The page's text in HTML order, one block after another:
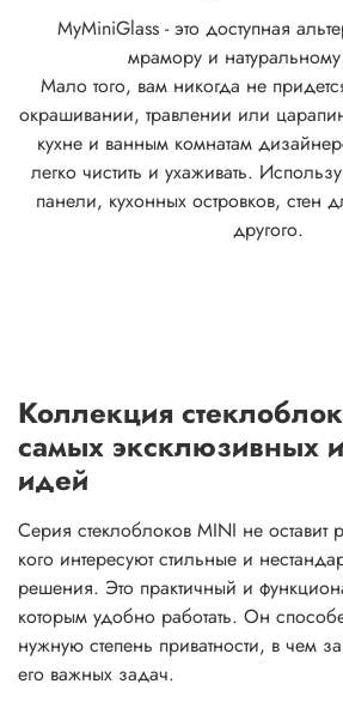
MyMiniGlass - это доступная
мрамору и
Мало того, вам никогда не
окрашивании, травлении или
кухне и ванным комнатам
легко чистить и ухаживать.
панели, кухонных островков, стен
другого.
Коллекция
самых эксклюзивных
идей
Серия стеклоблоков MINI не оставит
кого интересуют стильные и
решения. Это практичный и
которым удобно работать. Он
нужную степень приватности, в чем
его важных задач.